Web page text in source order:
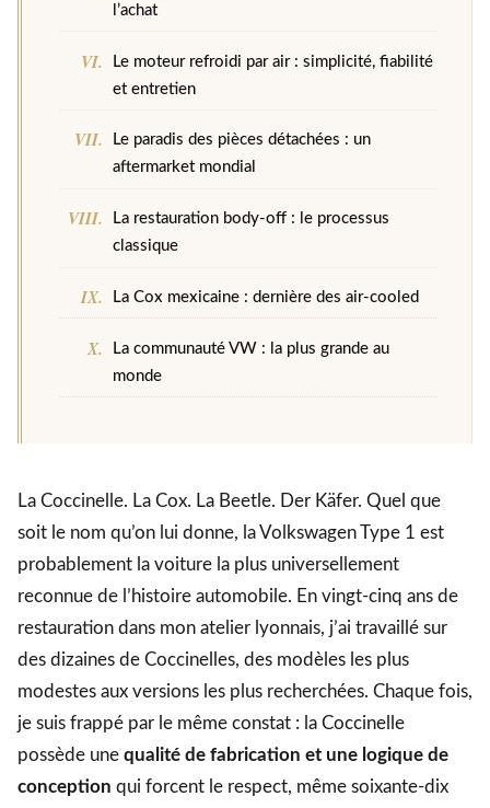
l’achat
Le moteur refroidi par air : simplicité, fiabilité
et entretien
Le paradis des pièces détachées : un
aftermarket mondial
La restauration body-off : le processus
classique
La Cox mexicaine : dernière des air-cooled
La communauté VW : la plus grande au
monde
La Coccinelle. La Cox. La Beetle. Der Käfer. Quel que
soit le nom qu’on lui donne, la Volkswagen Type 1 est
probablement la voiture la plus universellement
reconnue de l’histoire automobile. En vingt-cinq ans de
restauration dans mon atelier lyonnais, j’ai travaillé sur
des dizaines de Coccinelles, des modèles les plus
modestes aux versions les plus recherchées. Chaque fois,
je suis frappé par le même constat : la Coccinelle
possède une qualité de fabrication et une logique de
conception qui forcent le respect, même soixante-dix